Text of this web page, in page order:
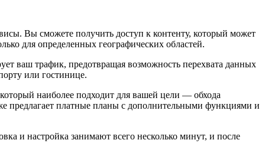
Вы сможете получить доступ к контенту, который может
для определенных географических областей.
ваш трафик, предотвращая возможность перехвата данных
или гостинице.
наиболее подходит для вашей цели — обхода
предлагает платные планы с дополнительными функциями и
и настройка занимают всего несколько минут, и после